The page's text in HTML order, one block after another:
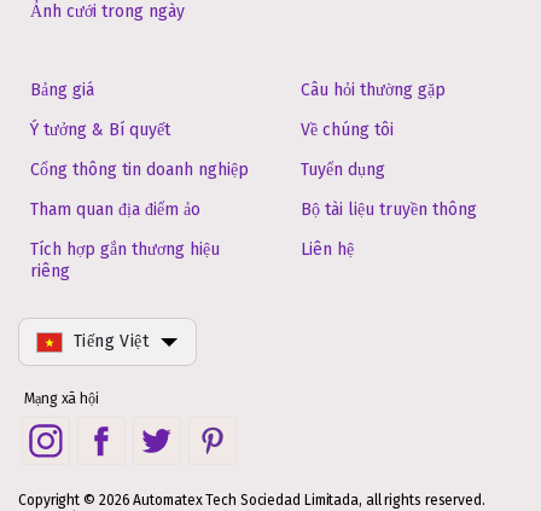
Ảnh cưới trong ngày
Bảng giá
Ý tưởng & Bí quyết
Cổng thông tin doanh nghiệp
Tham quan địa điểm ảo
Tích hợp gắn thương hiệu
riêng
Câu hỏi thường gặp
Về chúng tôi
Tuyển dụng
Bộ tài liệu truyền thông
Liên hệ
Tiếng Việt
Mạng xã hội
Copyright © 2026 Automatex Tech Sociedad Limitada, all rights reserved.